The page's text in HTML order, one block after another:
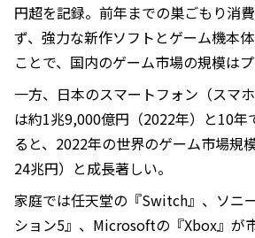
円超を記録。前年までの巣ごもり消
ず、強力な新作ソフトとゲーム機本
ことで、国内のゲーム市場の規模はプ
一方、日本のスマートフォン（スマ
は約1兆9,000億円（2022年）と10年
ると、2022年の世界のゲーム市場規
24兆円）と成長著しい。
家庭では任天堂の『Switch』、ソニ
ション5』、Microsoftの『Xbox』が